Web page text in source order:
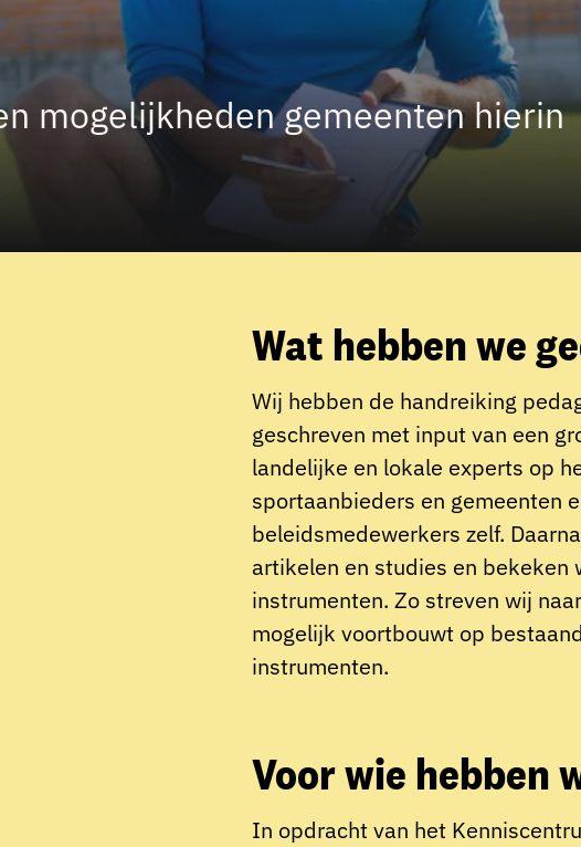
mogelijkheden gemeenten hierin
Wat hebben we
Wij hebben de handreiking
geschreven met input van een
landelijke en lokale experts op
sportaanbieders en gemeenten
beleidsmedewerkers zelf.
artikelen en studies en bekeken
instrumenten. Zo streven wij
mogelijk voortbouwt op
instrumenten.
Voor wie hebben
In opdracht van het